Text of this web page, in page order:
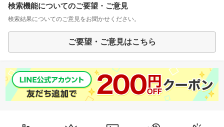
検索機能についてのご要望・ご意見
検索結果についてのご意見をお聞かせください。
ご要望・ご意見はこちら